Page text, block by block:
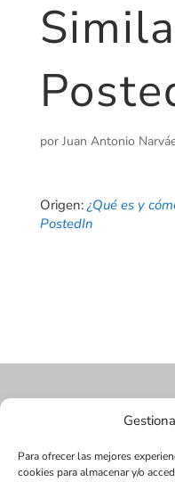
Para ofrecer las mejores
cookies para almacenar y/o
por Juan Antonio
Origen:¿Qué es y
PostedIn